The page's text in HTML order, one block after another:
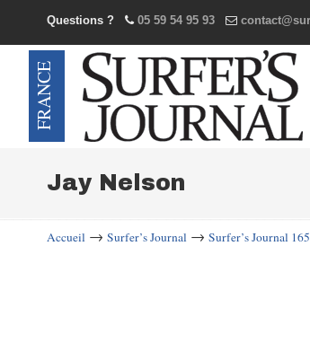
Questions ? 05 59 54 95 93
Navigation
Jay Nelson
Accueil → Surfer’s Journal → Surfer’s Journal